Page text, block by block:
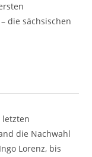
die sächsischen
die Nachwahl
Lorenz, bis